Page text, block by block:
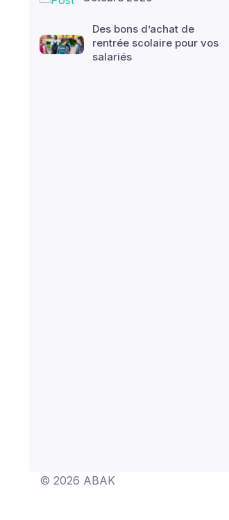
Des bons d’achat de
rentrée scolaire pour vos
salariés
© 2026 ABAK